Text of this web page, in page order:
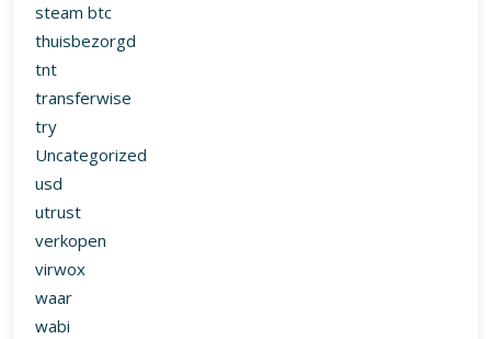
steam btc
thuisbezorgd
tnt
transferwise
try
Uncategorized
usd
utrust
verkopen
virwox
waar
wabi